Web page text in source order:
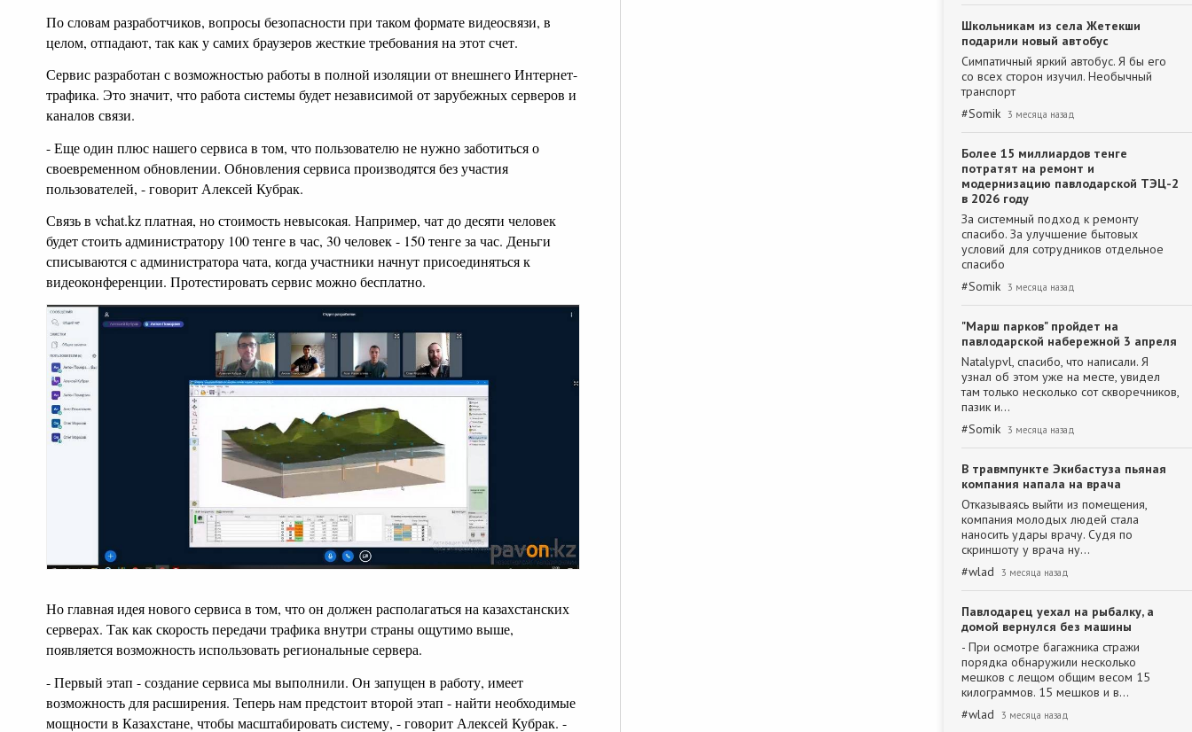
По словам разработчиков, вопросы безопасности при таком формате видеосвязи, в
целом, отпадают, так как у самих браузеров жесткие требования на этот счет.
Сервис разработан с возможностью работы в полной изоляции от внешнего Интернет-
трафика. Это значит, что работа системы будет независимой от зарубежных серверов и
каналов связи.
- Еще один плюс нашего сервиса в том, что пользователю не нужно заботиться о
своевременном обновлении. Обновления сервиса производятся без участия
пользователей, - говорит Алексей Кубрак.
Связь в vchat.kz платная, но стоимость невысокая. Например, чат до десяти человек
будет стоить администратору 100 тенге в час, 30 человек - 150 тенге за час. Деньги
списываются с администратора чата, когда участники начнут присоединяться к
видеоконференции. Протестировать сервис можно бесплатно.
Но главная идея нового сервиса в том, что он должен располагаться на казахстанских
серверах. Так как скорость передачи трафика внутри страны ощутимо выше,
появляется возможность использовать региональные сервера.
- Первый этап - создание сервиса мы выполнили. Он запущен в работу, имеет
возможность для расширения. Теперь нам предстоит второй этап - найти необходимые
мощности в Казахстане, чтобы масштабировать систему, - говорит Алексей Кубрак. -
Школьникам из села Жетекши
подарили новый автобус
Симпатичный яркий автобус. Я бы его
со всех сторон изучил. Необычный
транспорт
#Somik 3 месяца назад
Более 15 миллиардов тенге
потратят на ремонт и
модернизацию павлодарской ТЭЦ-2
в 2026 году
За системный подход к ремонту
спасибо. За улучшение бытовых
условий для сотрудников отдельное
спасибо
#Somik 3 месяца назад
"Марш парков" пройдет на
павлодарской набережной 3 апреля
Natalypvl, спасибо, что написали. Я
узнал об этом уже на месте, увидел
там только несколько сот скворечников,
пазик и…
#Somik 3 месяца назад
В травмпункте Экибастуза пьяная
компания напала на врача
Отказываясь выйти из помещения,
компания молодых людей стала
наносить удары врачу. Судя по
скриншоту у врача ну…
#wlad 3 месяца назад
Павлодарец уехал на рыбалку, а
домой вернулся без машины
- При осмотре багажника стражи
порядка обнаружили несколько
мешков с лещом общим весом 15
килограммов. 15 мешков и в…
#wlad 3 месяца назад